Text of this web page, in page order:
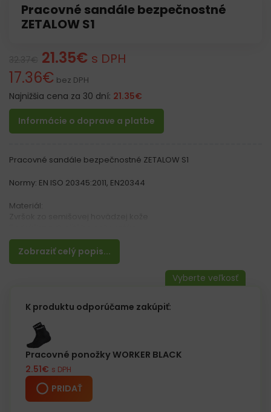
Pracovné sandále bezpečnostné
ZETALOW S1
21.35€ s DPH
17.36€ bez DPH
Najnižšia cena za 30 dní: 21.35€
Informácie o doprave a platbe
Zobraziť celý popis...
Pracovné sandále bezpečnostné ZETALOW S1
Normy: EN ISO 20345:2011, EN20344
Materiál:
Vlastnosti:
– Protišmyková podrážka
– Dve hustoty polyuretánu zabezpečujú, že zvonku je podrážka
tvrdšia a zvnútra mäkšia
– Jasná hnedá farba je ideálna na horúce dni
– Tlmenie nárazov v päte
– Oceľová špička 200 J / 15 kN
– Kategória S1 SRC
K produktu odporúčame zakúpiť:
Pracovné ponožky WORKER BLACK
2.51€ s DPH
PRIDAŤ